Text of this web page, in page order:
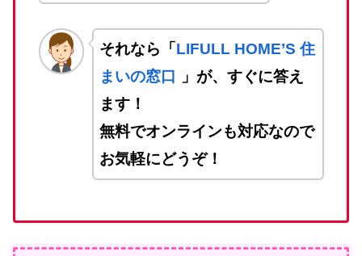
それなら「 LIFULL HOME’S 住
まいの窓口
」が、すぐに答え
ます！
無料でオンラインも対応なので
お気軽にどうぞ！